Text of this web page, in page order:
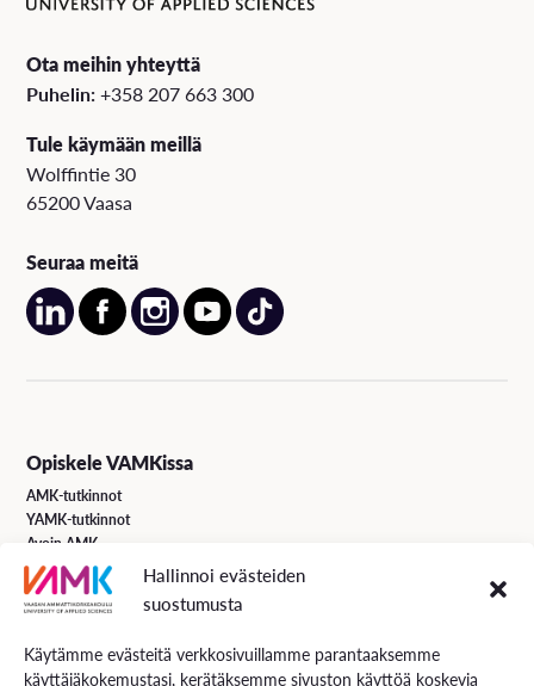
Hallinnoi evästeiden
suostumusta
Käytämme evästeitä verkkosivuillamme parantaaksemme
käyttäjäkokemustasi, kerätäksemme sivuston käyttöä koskevia
Ota meihin yhteyttä
Puhelin:+358 207 663 300
Tule käymään meillä
Wolffintie 30
65200 Vaasa
Seuraa meitä
Opiskele VAMKissa
AMK-tutkinnot
YAMK-tutkinnot
Avoin AMK
Erikoistumiskoulutukset
Täydennyskoulutus
Hakuohjeet